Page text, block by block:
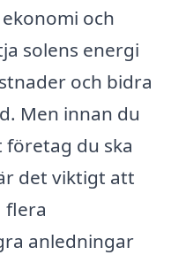
och
solens energi
och bidra
Men innan du
du ska
det viktigt att
flera
anledningar